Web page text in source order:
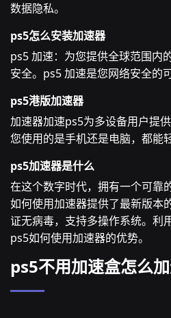
数据隐私。
ps5怎么安装加速器
ps5 加速：为您提供全球范围内
安全。ps5 加速是您网络安全的
ps5港版加速器
加速器加速ps5为多设备用户提
您使用的是手机还是电脑，都能
ps5加速器是什么
在这个数字时代，拥有一个可靠
如何使用加速器提供了最新版本
证无病毒，支持多操作系统。利
ps5如何使用加速器的优势。
ps5不用加速盒怎么